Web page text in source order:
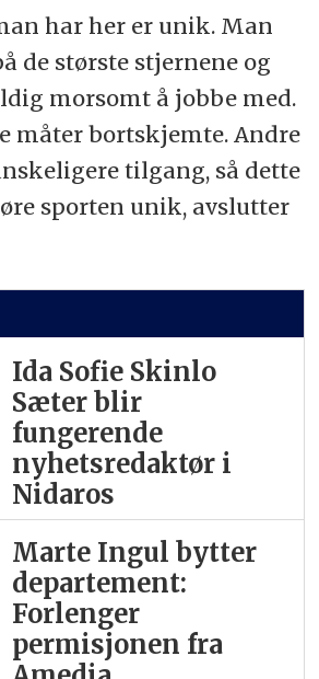
har her er unik. Man
de største stjernene og
morsomt å jobbe med.
måter bortskjemte. Andre
tilgang, så dette
sporten unik, avslutter
Ida Sofie Skinlo
Sæter blir
fungerende
nyhetsredaktør i
Nidaros
Marte Ingul bytter
departement:
Forlenger
permisjonen fra